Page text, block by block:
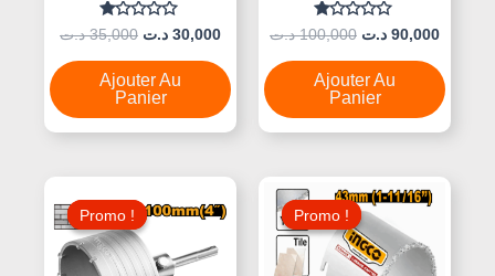
Note
Sur
5
35,000 د.ت 30,000 د.ت
Ajouter Au
Panier
Note
Sur
5
100,000 د.ت 90,000 د.ت
Ajouter Au
Panier
Promo !
Promo !
Prix
Initial
Était :
Le
Prix
Actuel
70,000 د.ت.
Promo !
Promo !
Le
Prix
Initial
Était :
30,000 د.ت.
Le